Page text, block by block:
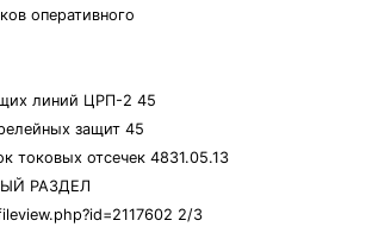
оперативного
линий ЦРП-2 45
защит 45
токовых отсечек 4831.05.13
РАЗДЕЛ
2/3